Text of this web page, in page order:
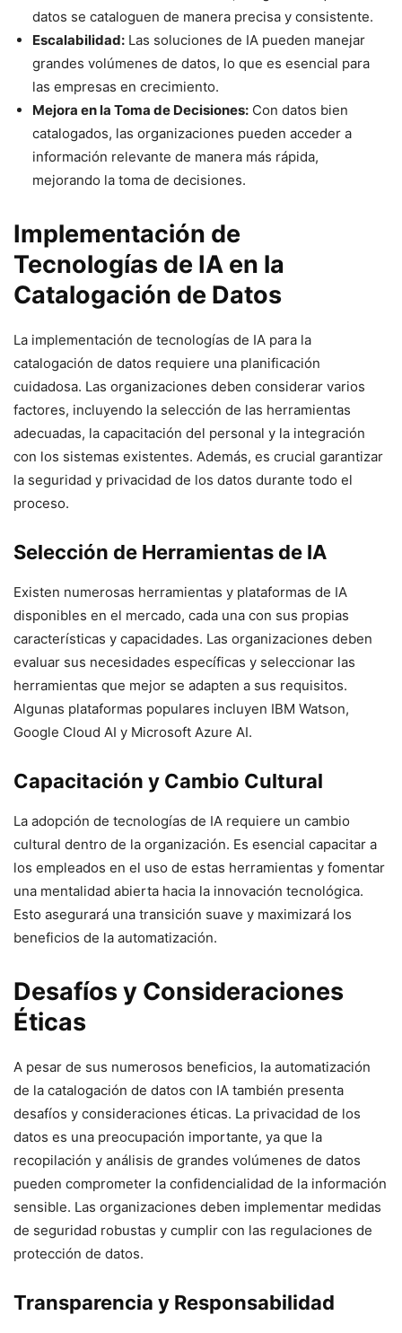
datos se cataloguen de manera precisa y consistente.
Escalabilidad: Las soluciones de IA pueden manejar
grandes volúmenes de datos, lo que es esencial para
las empresas en crecimiento.
Mejora en la Toma de Decisiones: Con datos bien
catalogados, las organizaciones pueden acceder a
información relevante de manera más rápida,
mejorando la toma de decisiones.
Implementación de
Tecnologías de IA en la
Catalogación de Datos
La implementación de tecnologías de IA para la
catalogación de datos requiere una planificación
cuidadosa. Las organizaciones deben considerar varios
factores, incluyendo la selección de las herramientas
adecuadas, la capacitación del personal y la integración
con los sistemas existentes. Además, es crucial garantizar
la seguridad y privacidad de los datos durante todo el
proceso.
Selección de Herramientas de IA
Existen numerosas herramientas y plataformas de IA
disponibles en el mercado, cada una con sus propias
características y capacidades. Las organizaciones deben
evaluar sus necesidades específicas y seleccionar las
herramientas que mejor se adapten a sus requisitos.
Algunas plataformas populares incluyen IBM Watson,
Google Cloud AI y Microsoft Azure AI.
Capacitación y Cambio Cultural
La adopción de tecnologías de IA requiere un cambio
cultural dentro de la organización. Es esencial capacitar a
los empleados en el uso de estas herramientas y fomentar
una mentalidad abierta hacia la innovación tecnológica.
Esto asegurará una transición suave y maximizará los
beneficios de la automatización.
Desafíos y Consideraciones
Éticas
A pesar de sus numerosos beneficios, la automatización
de la catalogación de datos con IA también presenta
desafíos y consideraciones éticas. La privacidad de los
datos es una preocupación importante, ya que la
recopilación y análisis de grandes volúmenes de datos
pueden comprometer la confidencialidad de la información
sensible. Las organizaciones deben implementar medidas
de seguridad robustas y cumplir con las regulaciones de
protección de datos.
Transparencia y Responsabilidad